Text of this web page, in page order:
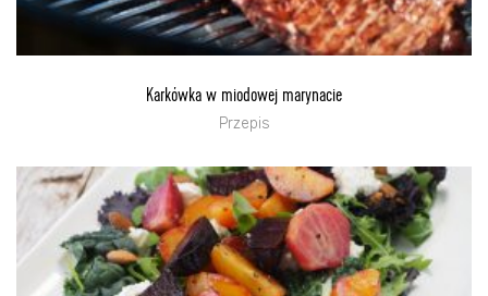
Karkówka w miodowej marynacie
Przepis